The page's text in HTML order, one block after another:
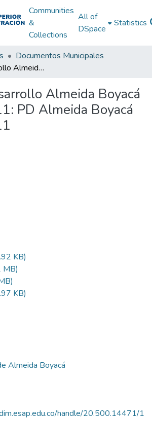
Communities
&
Collections
All of
DSpace
Statistics
Documentos Municipales
Plan de Desarrollo Almeida Boyacá 2008 - 2011: PD Almeida Boyacá 2008 - 2011
Almeida Boyacá
PD Almeida Boyacá
KB)
MB)
KB)
Almeida Boyacá
handle/20.500.14471/1